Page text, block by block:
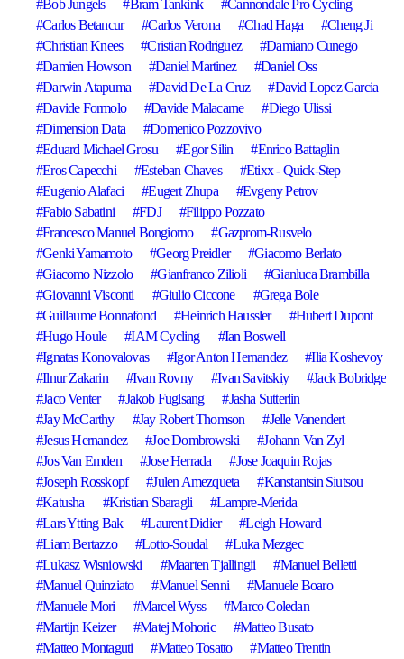
Bob Jungels Bram Tankink
Cannondale Pro Cycling
Carlos Betancur
Carlos Verona Chad Haga
Cheng Ji
Christian Knees
Cristian Rodriguez
Damiano Cunego
Damien Howson
Daniel Martinez
Daniel Oss
Darwin Atapuma
David De La Cruz
David Lopez Garcia
Davide Formolo
Davide Malacarne
Diego Ulissi
Dimension Data
Domenico Pozzovivo
Eduard Michael Grosu
Egor Silin
Enrico Battaglin
Eros Capecchi
Esteban Chaves
Etixx - Quick-Step
Eugenio Alafaci
Eugert Zhupa
Evgeny Petrov
Fabio Sabatini
FDJ
Filippo Pozzato
Francesco Manuel Bongiorno
Gazprom-Rusvelo
Genki Yamamoto
Georg Preidler
Giacomo Berlato
Giacomo Nizzolo
Gianfranco Zilioli
Gianluca Brambilla
Giovanni Visconti
Giulio Ciccone
Grega Bole
Guillaume Bonnafond
Heinrich Haussler
Hubert Dupont
Hugo Houle
IAM Cycling
Ian Boswell
Ignatas Konovalovas
Igor Anton Hernandez
Ilia Koshevoy
Ilnur Zakarin
Ivan Rovny Ivan Savitskiy
Jack Bobridge
Jaco Venter
Jakob Fuglsang
Jasha Sutterlin
Jay McCarthy
Jay Robert Thomson
Jelle Vanendert
Jesus Hernandez
Joe Dombrowski
Johann Van Zyl
Jos Van Emden
Jose Herrada
Jose Joaquin Rojas
Joseph Rosskopf
Julen Amezqueta
Kanstantsin Siutsou
Katusha
Kristian Sbaragli
Lampre-Merida
Lars Ytting Bak
Laurent Didier
Leigh Howard
Liam Bertazzo
Lotto-Soudal
Luka Mezgec
Lukasz Wisniowski
Maarten Tjallingii
Manuel Belletti
Manuel Quinziato
Manuel Senni
Manuele Boaro
Manuele Mori
Marcel Wyss
Marco Coledan
Martijn Keizer
Matej Mohoric
Matteo Busato
Matteo Montaguti
Matteo Tosatto
Matteo Trentin